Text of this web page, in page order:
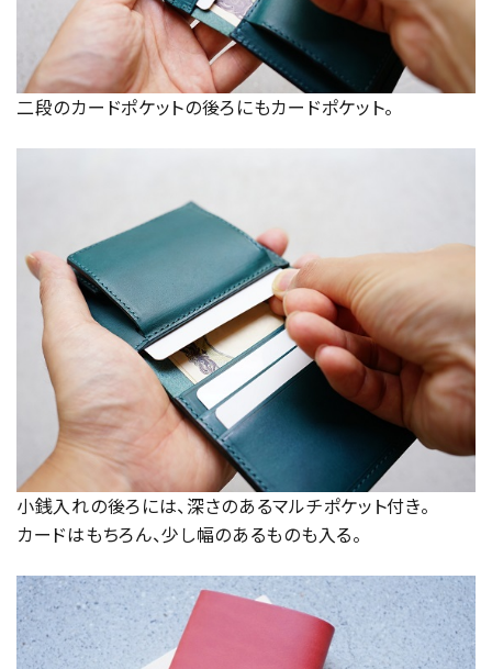
二段のカードポケットの後ろにもカードポケット。
小銭入れの後ろには、深さのあるマルチポケット付き。
カードはもちろん、少し幅のあるものも入る。